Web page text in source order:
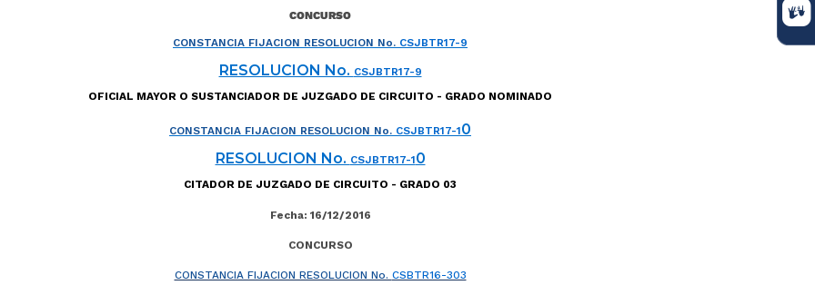
CONCURSO
CONSTANCIA FIJACION RESOLUCION No. CSJBTR17-9
RESOLUCION No. CSJBTR17-9
OFICIAL MAYOR O SUSTANCIADOR DE JUZGADO DE CIRCUITO - GRADO NOMINADO
CONSTANCIA FIJACION RESOLUCION No. CSJBTR17-10
RESOLUCION No. CSJBTR17-10
CITADOR DE JUZGADO DE CIRCUITO - GRADO 03
Fecha: 16/12/2016
CONCURSO
CONSTANCIA FIJACION RESOLUCION No. CSBTR16-303